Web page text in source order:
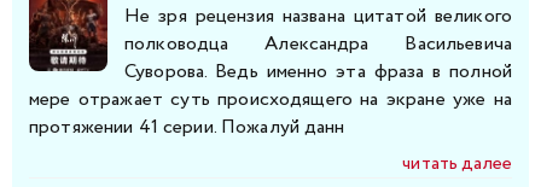
Не зря рецензия названа цитатой великого
полководца Александра Васильевича
Суворова. Ведь именно эта фраза в полной
мере отражает суть происходящего на экране уже на
протяжении 41 серии. Пожалуй данн
читать далее